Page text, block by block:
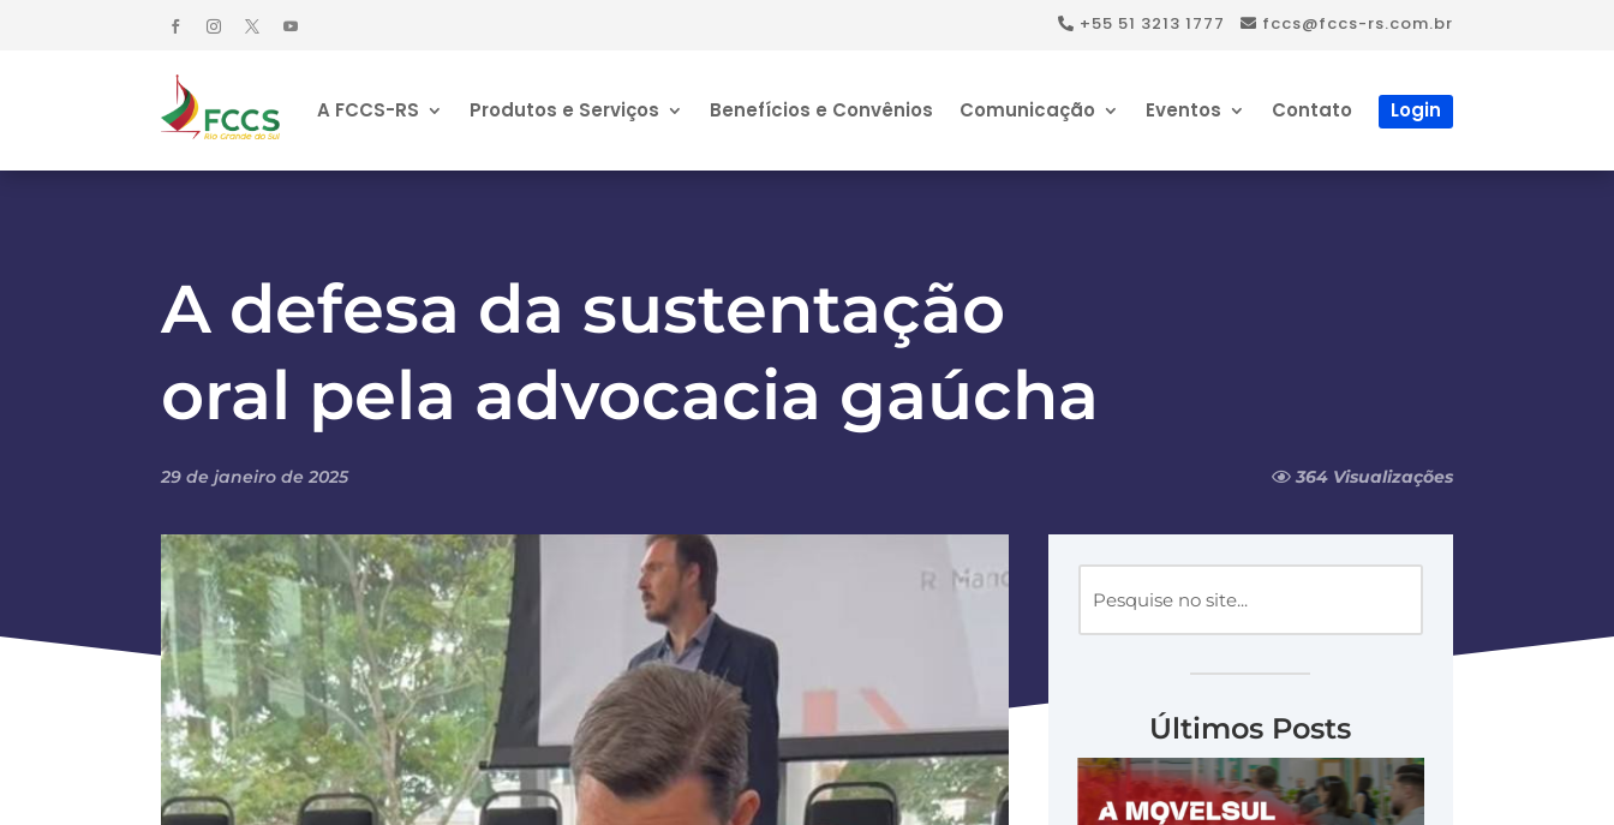
+55 51 3213 1777 fccs@fccs-rs.com.br
A FCCS-RS Produtos e Serviços Benefícios e Convênios Comunicação Eventos Contato Login
A defesa da sustentação
oral pela advocacia gaúcha
29 de janeiro de 2025 364 Visualizações
Últimos Posts